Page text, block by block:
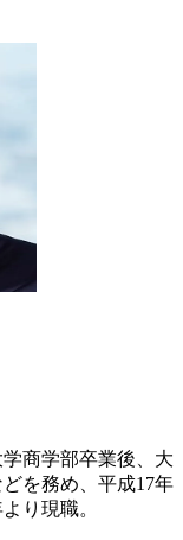
商学部卒業後、大
を務め、平成17年
り現職。